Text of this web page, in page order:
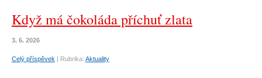
Když má čokoláda příchuť zlata
3. 6. 2026
Celý příspěvek | Rubrika: Aktuality